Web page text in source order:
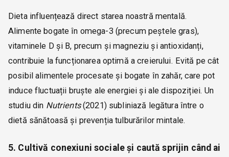
Dieta influențează direct starea noastră mentală.
Alimente bogate în omega-3 (precum peștele gras),
vitaminele D și B, precum și magneziu și antioxidanți,
contribuie la funcționarea optimă a creierului. Evită pe cât
posibil alimentele procesate și bogate în zahăr, care pot
induce fluctuații bruște ale energiei și ale dispoziției. Un
studiu din Nutrients(2021) subliniază legătura între o
dietă sănătoasă și prevenția tulburărilor mintale.
5. Cultivă conexiuni sociale și caută sprijin când ai